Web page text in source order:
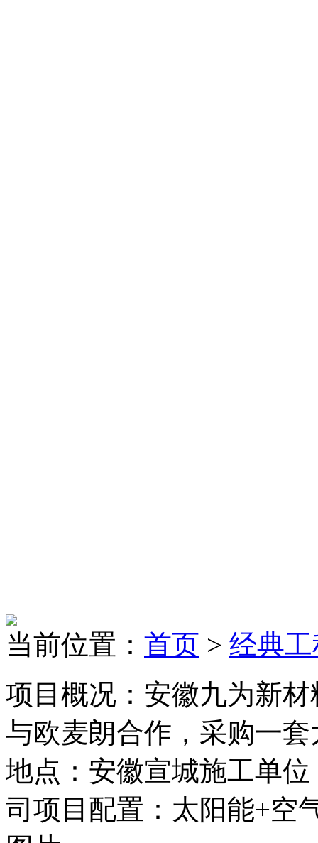
当前位置： 首页 > 经典
项目概况：安徽九为新
与欧麦朗合作，采购一
地点：安徽宣城施工单
司项目配置：太阳能+空